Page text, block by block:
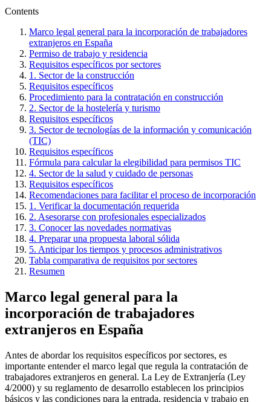
Contents
Marco legal general para la incorporación de trabajadores
extranjeros en España
Permiso de trabajo y residencia
Requisitos específicos por sectores
1. Sector de la construcción
Requisitos específicos
Procedimiento para la contratación en construcción
2. Sector de la hostelería y turismo
Requisitos específicos
3. Sector de tecnologías de la información y comunicación
(TIC)
Requisitos específicos
Fórmula para calcular la elegibilidad para permisos TIC
4. Sector de la salud y cuidado de personas
Requisitos específicos
Recomendaciones para facilitar el proceso de incorporación
1. Verificar la documentación requerida
2. Asesorarse con profesionales especializados
3. Conocer las novedades normativas
4. Preparar una propuesta laboral sólida
5. Anticipar los tiempos y procesos administrativos
Tabla comparativa de requisitos por sectores
Resumen
Marco legal general para la
incorporación de trabajadores
extranjeros en España
Antes de abordar los requisitos específicos por sectores, es
importante entender el marco legal que regula la contratación de
trabajadores extranjeros en general. La Ley de Extranjería (Ley
4/2000) y su reglamento de desarrollo establecen los principios
básicos y las condiciones para la entrada, residencia y trabajo en